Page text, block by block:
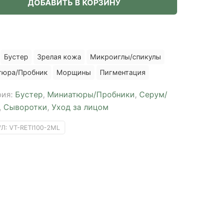
ДОБАВИТЬ В КОРЗИНУ
Бустер Зрелая кожа
Микроиглы/спикулы
Пробник
Морщины Пигментация
Бустер, Миниатюры/Пробники, Серум/
, Сыворотки, Уход за лицом
VT-RETI100-2ML